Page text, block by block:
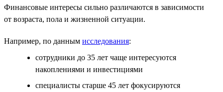
Финансовые интересы сильно различаются в зависимости
от возраста, пола и жизненной ситуации.
Например, по данным исследования:
сотрудники до 35 лет чаще интересуются
накоплениями и инвестициями
специалисты старше 45 лет фокусируются